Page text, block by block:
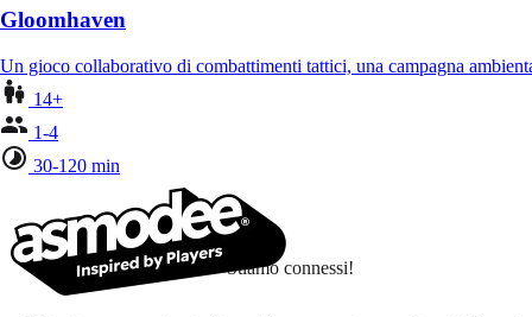
Gloomhaven
Un gioco collaborativo di combattimenti tattici, una campagna
14+
1-4
30-120 min
Stiamo connessi!